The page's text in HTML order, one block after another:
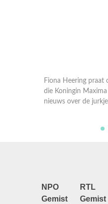
die Koningin
nieuws over de
NPO
Gemist
RTL
Gemist